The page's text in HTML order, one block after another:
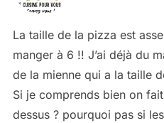
La taille de la pizza est
manger à 6 !! J’ai déjà du
de la mienne qui a la taille
Si je comprends bien on
dessus ? pourquoi pas si